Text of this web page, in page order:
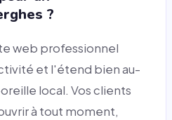
?
web professionnel
et l'étend bien au-
local. Vos clients
à tout moment,